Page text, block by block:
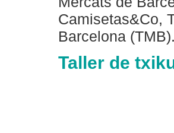
Camisetas&Co,
Barcelona
Taller de